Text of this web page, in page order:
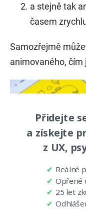
a stejně tak
časem
Samozřejmě
animovaného,
Přidejte
a získejte
z UX,
✔ Reálné
✔ Opřené
✔ 25 let
✔